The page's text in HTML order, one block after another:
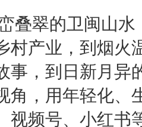
叠翠的卫闽山
村产业，到烟火
事，到日新月异
角，用年轻化、
视频号、小红书